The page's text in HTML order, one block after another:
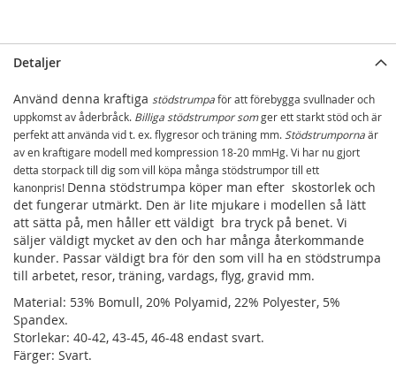
Detaljer
Använd denna kraftiga stödstrumpaför att förebygga svullnader och
uppkomst av åderbråck. Billiga stödstrumpor somger ett starkt stöd och är
perfekt att använda vid t. ex. flygresor och träning mm.Stödstrumpornaär
av en kraftigare modell med kompression 18-20 mmHg. Vi har nu gjort
detta storpack till dig som vill köpa många stödstrumpor till ett
kanonpris! Denna stödstrumpa köper man efter skostorlek och
det fungerar utmärkt. Den är lite mjukare i modellen så lätt
att sätta på, men håller ett väldigt bra tryck på benet. Vi
säljer väldigt mycket av den och har många återkommande
kunder. Passar väldigt bra för den som vill ha en stödstrumpa
till arbetet, resor, träning, vardags, flyg, gravid mm.
Material: 53% Bomull, 20% Polyamid, 22% Polyester, 5%
Spandex.
Storlekar: 40-42, 43-45, 46-48 endast svart.
Färger: Svart.